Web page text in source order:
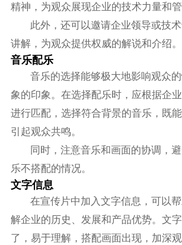
精神，为观众展现企业的技术力量和管
此外，还可以邀请企业领导或技
讲解，为观众提供权威的解说和介绍。
音乐配乐
音乐的选择能够极大地影响观众
象的印象。在选择配乐时，应根据企
进行匹配，选择符合背景的音乐，既
引起观众共鸣。
同时，注意音乐和画面的协调，
乐不搭配的情况。
文字信息
在宣传片中加入文字信息，可以
解企业的历史、发展和产品优势。文
了，易于理解，搭配画面出现，加深